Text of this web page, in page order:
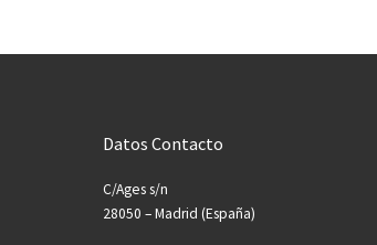
Datos Contacto
C/Ages s/n
28050 – Madrid (España)